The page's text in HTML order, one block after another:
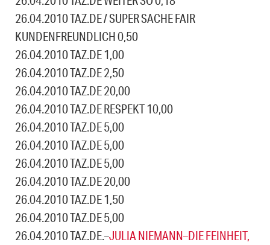
26.04.2010 TAZ.DE / SUPER SACHE FAIR
KUNDENFREUNDLICH 0,50
26.04.2010 TAZ.DE 1,00
26.04.2010 TAZ.DE 2,50
26.04.2010 TAZ.DE 20,00
26.04.2010 TAZ.DE RESPEKT 10,00
26.04.2010 TAZ.DE 5,00
26.04.2010 TAZ.DE 5,00
26.04.2010 TAZ.DE 5,00
26.04.2010 TAZ.DE 20,00
26.04.2010 TAZ.DE 1,50
26.04.2010 TAZ.DE 5,00
26.04.2010 TAZ.DE.–JULIA NIEMANN–DIE FEINHEIT,